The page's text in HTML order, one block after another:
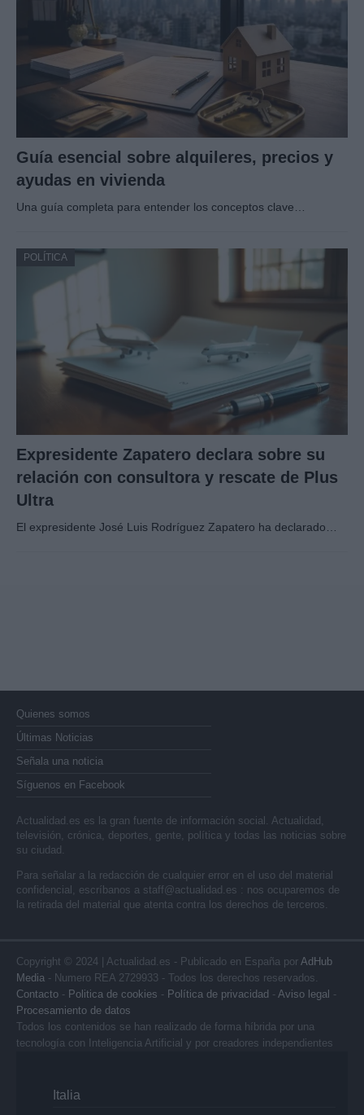
Guía esencial sobre alquileres, precios y
ayudas en vivienda
Una guía completa para entender los conceptos clave…
POLÍTICA
Expresidente Zapatero declara sobre su
relación con consultora y rescate de Plus
Ultra
El expresidente José Luis Rodríguez Zapatero ha declarado…
Quienes somos
Últimas Noticias
Señala una noticia
Síguenos en Facebook
Actualidad.es es la gran fuente de información social. Actualidad,
televisión, crónica, deportes, gente, política y todas las noticias sobre
su ciudad.
Para señalar a la redacción de cualquier error en el uso del material
confidencial, escríbanos a staff@actualidad.es : nos ocuparemos de
la retirada del material que atenta contra los derechos de terceros.
Copyright © 2024 | Actualidad.es - Publicado en España por AdHub
Media - Numero REA 2729933 - Todos los derechos reservados.
Contacto - Politica de cookies - Política de privacidad - Aviso legal -
Procesamiento de datos
Todos los contenidos se han realizado de forma híbrida por una
tecnología con Inteligencia Artificial y por creadores independientes
Italia